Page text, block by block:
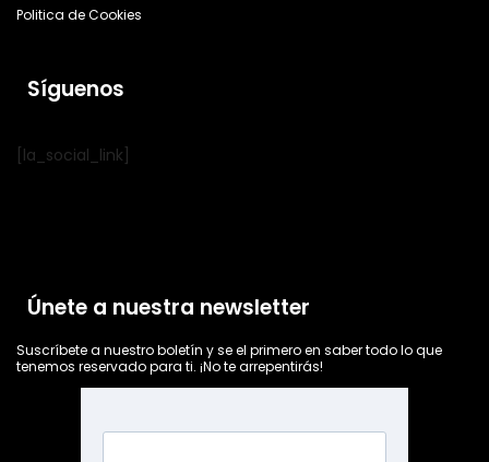
Politica de Cookies
Síguenos
[la_social_link]
Únete a nuestra newsletter
Suscríbete a nuestro boletín y se el primero en saber todo lo que
tenemos reservado para ti. ¡No te arrepentirás!